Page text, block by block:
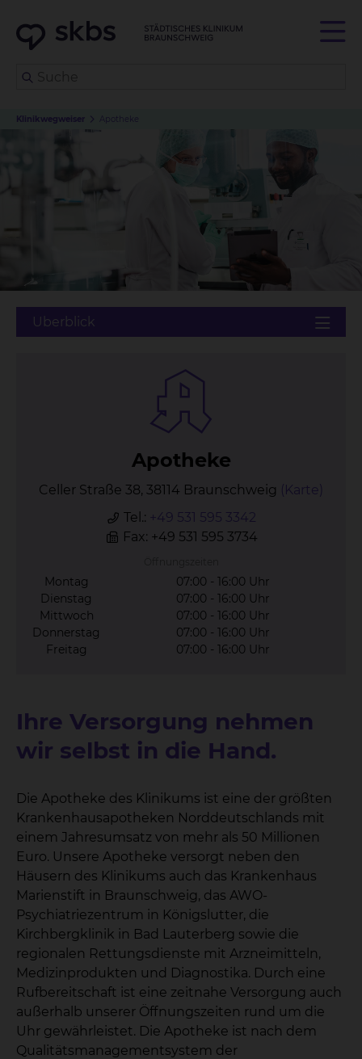
Klinikwegweiser Apotheke
Apo­the­ke
Celler Straße 38, 38114 Braunschweig (Karte)
Tel.: +49 531 595 3342
Fax: +49 531 595 3734
Montag
07:00 - 16:00 Uhr
Dienstag
07:00 - 16:00 Uhr
Mittwoch
07:00 - 16:00 Uhr
Donnerstag
07:00 - 16:00 Uhr
Freitag
07:00 - 16:00 Uhr
Ihre Versorgung nehmen
wir selbst in die Hand.
Die Apotheke des Klinikums ist eine der größten
Krankenhausapotheken Norddeutschlands mit
einem Jahresumsatz von mehr als 50 Millionen
Euro. Unsere Apotheke versorgt neben den
Häusern des Klinikums auch das Krankenhaus
Marienstift in Braunschweig, das AWO-
Psychiatriezentrum in Königslutter, die
Kirchbergklinik in Bad Lauterberg sowie die
regionalen Rettungsdienste mit Arzneimitteln,
Medizinprodukten und Diagnostika. Durch eine
Rufbereitschaft ist eine zeitnahe Versorgung auch
außerhalb unserer Öffnungszeiten rund um die
Uhr gewährleistet. Die Apotheke ist nach dem
Qualitätsmanagementsystem der